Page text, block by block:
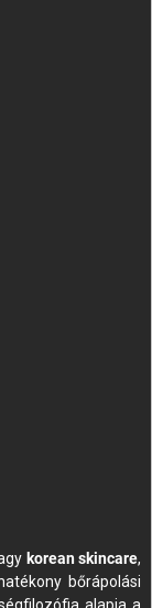
korean skincare,
bőrápolási